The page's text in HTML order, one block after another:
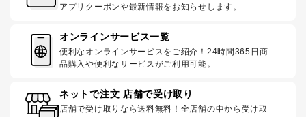
アプリクーポンや最新情報をお知らせします。
オンラインサービス一覧
便利なオンラインサービスをご紹介！24時間365日商
品購入や便利なサービスがご利用可能。
ネットで注文 店舗で受け取り
店舗で受け取りなら送料無料！全店舗の中から受け取